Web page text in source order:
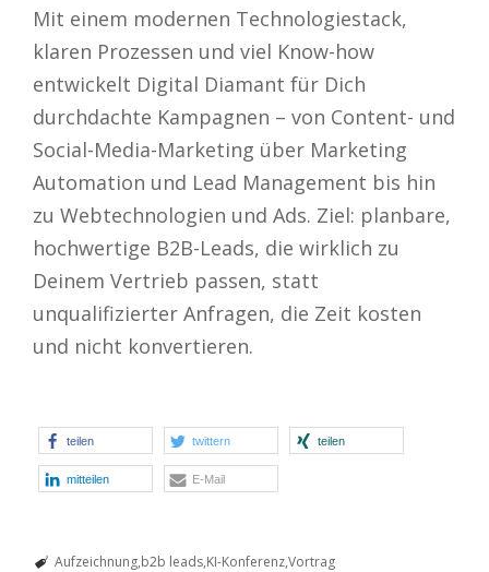
Mit einem modernen Technologiestack,
klaren Prozessen und viel Know-how
entwickelt Digital Diamant für Dich
durchdachte Kampagnen – von Content- und
Social-Media-Marketing über Marketing
Automation und Lead Management bis hin
zu Webtechnologien und Ads. Ziel: planbare,
hochwertige B2B-Leads, die wirklich zu
Deinem Vertrieb passen, statt
unqualifizierter Anfragen, die Zeit kosten
und nicht konvertieren.
teilen twittern teilen
mitteilen E-Mail
Aufzeichnung b2b leads KI-KonferenzVortrag